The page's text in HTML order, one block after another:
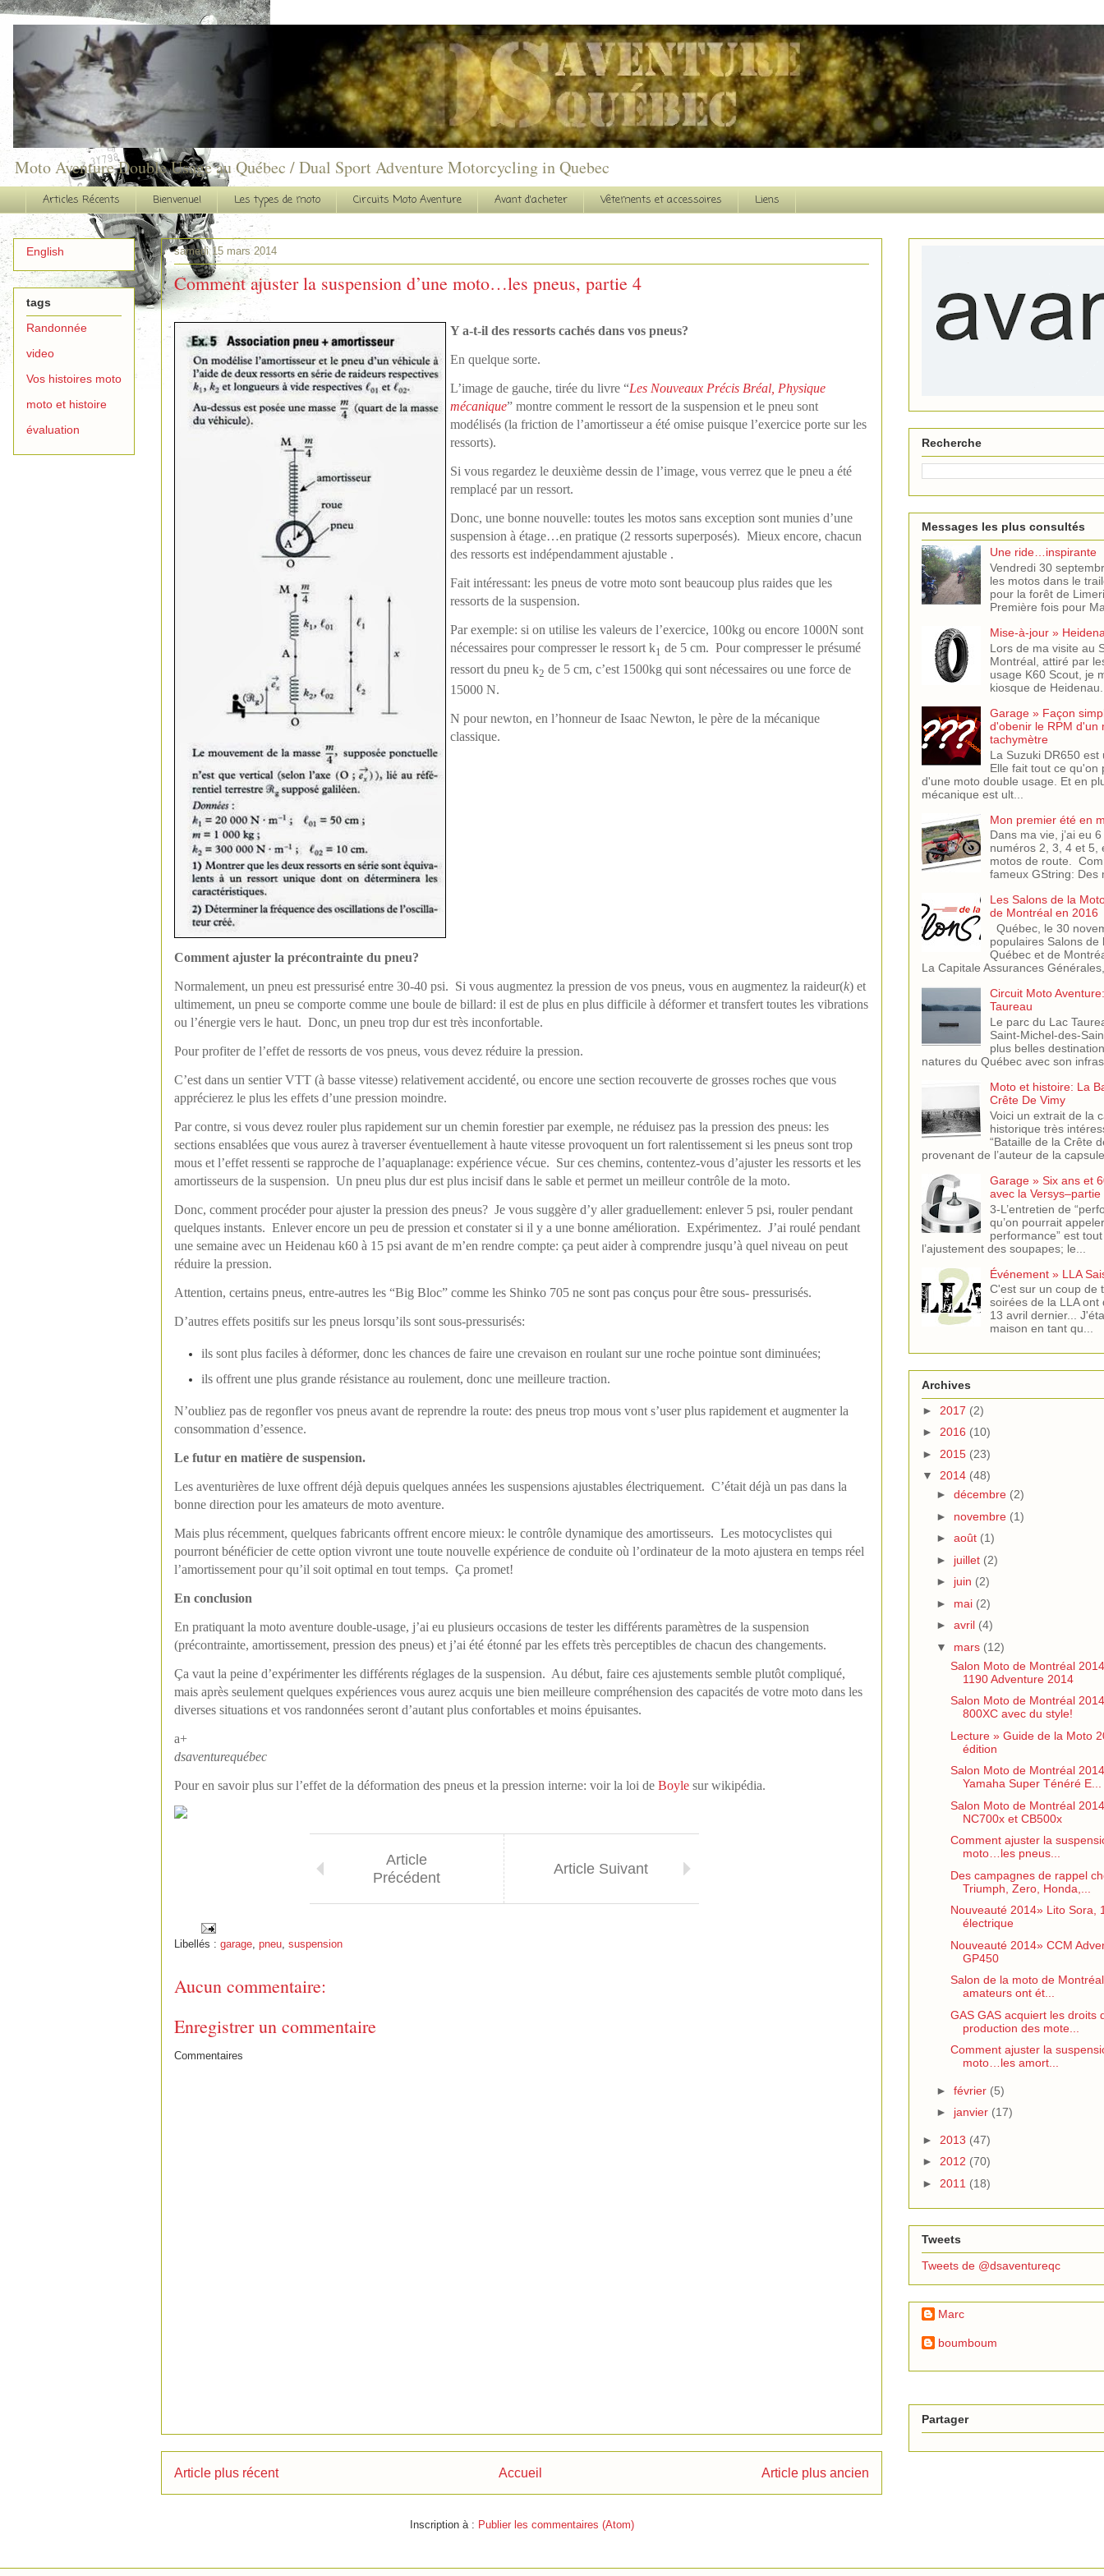
Moto Aventure Double Usage au Québec / Dual Sport Adventure Motorcycling in Quebec
Articles Récents Bienvenue! Les types de moto Circuits Moto Aventure Avant d'acheter Vêtements et accessoires Liens
samedi 15 mars 2014
Comment ajuster la suspension d’une moto…les pneus, partie 4
Y a-t-il des ressorts cachés dans vos pneus?
En quelque sorte.
L’image de gauche, tirée du livre “Les Nouveaux Précis Bréal, Physique
mécanique” montre comment le ressort de la suspension et le pneu sont
modélisés (la friction de l’amortisseur a été omise puisque l’exercice porte sur les
ressorts).
Si vous regardez le deuxième dessin de l’image, vous verrez que le pneu a été
remplacé par un ressort.
Donc, une bonne nouvelle: toutes les motos sans exception sont munies d’une
suspension à étage…en pratique (2 ressorts superposés). Mieux encore, chacun
des ressorts est indépendamment ajustable .
Fait intéressant: les pneus de votre moto sont beaucoup plus raides que les
ressorts de la suspension.
Par exemple: si on utilise les valeurs de l’exercice, 100kg ou encore 1000N sont
nécessaires pour compresser le ressort k1 de 5 cm. Pour compresser le présumé
ressort du pneu k2 de 5 cm, c’est 1500kg qui sont nécessaires ou une force de
15000 N.
N pour newton, en l’honneur de Isaac Newton, le père de la mécanique
classique.
Comment ajuster la précontrainte du pneu?
Normalement, un pneu est pressurisé entre 30-40 psi. Si vous augmentez la pression de vos pneus, vous en augmentez la raideur(k) et
ultimement, un pneu se comporte comme une boule de billard: il est de plus en plus difficile à déformer et transfert toutes les vibrations
ou l’énergie vers le haut. Donc, un pneu trop dur est très inconfortable.
Pour profiter de l’effet de ressorts de vos pneus, vous devez réduire la pression.
C’est dans un sentier VTT (à basse vitesse) relativement accidenté, ou encore une section recouverte de grosses roches que vous
apprécierez le plus les effets d’une pression moindre.
Par contre, si vous devez rouler plus rapidement sur un chemin forestier par exemple, ne réduisez pas la pression des pneus: les
sections ensablées que vous aurez à traverser éventuellement à haute vitesse provoquent un fort ralentissement si les pneus sont trop
mous et l’effet ressenti se rapproche de l’aquaplanage: expérience vécue. Sur ces chemins, contentez-vous d’ajuster les ressorts et les
amortisseurs de la suspension. Un pneu plus dur est plus incisif dans le sable et permet un meilleur contrôle de la moto.
Donc, comment procéder pour ajuster la pression des pneus? Je vous suggère d’y aller graduellement: enlever 5 psi, rouler pendant
quelques instants. Enlever encore un peu de pression et constater si il y a une bonne amélioration. Expérimentez. J’ai roulé pendant
une semaine avec un Heidenau k60 à 15 psi avant de m’en rendre compte: ça peut aider à comprendre jusqu’à quel niveau on peut
réduire la pression.
Attention, certains pneus, entre-autres les “Big Bloc” comme les Shinko 705 ne sont pas conçus pour être sous- pressurisés.
D’autres effets positifs sur les pneus lorsqu’ils sont sous-pressurisés:
ils sont plus faciles à déformer, donc les chances de faire une crevaison en roulant sur une roche pointue sont diminuées;
ils offrent une plus grande résistance au roulement, donc une meilleure traction.
N’oubliez pas de regonfler vos pneus avant de reprendre la route: des pneus trop mous vont s’user plus rapidement et augmenter la
consommation d’essence.
Le futur en matière de suspension.
Les aventurières de luxe offrent déjà depuis quelques années les suspensions ajustables électriquement. C’était déjà un pas dans la
bonne direction pour les amateurs de moto aventure.
Mais plus récemment, quelques fabricants offrent encore mieux: le contrôle dynamique des amortisseurs. Les motocyclistes qui
pourront bénéficier de cette option vivront une toute nouvelle expérience de conduite où l’ordinateur de la moto ajustera en temps réel
l’amortissement pour qu’il soit optimal en tout temps. Ça promet!
En conclusion
En pratiquant la moto aventure double-usage, j’ai eu plusieurs occasions de tester les différents paramètres de la suspension
(précontrainte, amortissement, pression des pneus) et j’ai été étonné par les effets très perceptibles de chacun des changements.
Ça vaut la peine d’expérimenter les différents réglages de la suspension. Au début, faire ces ajustements semble plutôt compliqué,
mais après seulement quelques expériences vous aurez acquis une bien meilleure compréhension des capacités de votre moto dans les
diverses situations et vos randonnées seront d’autant plus confortables et moins épuisantes.
a+
dsaventurequébec
Pour en savoir plus sur l’effet de la déformation des pneus et la pression interne: voir la loi de Boyle sur wikipédia.
Article
Précédent
Article Suivant
Libellés : garage, pneu, suspension
Aucun commentaire:
Enregistrer un commentaire
Commentaires
Article plus récent Article plus ancien
Accueil
Inscription à : Publier les commentaires (Atom)
English
tags
Randonnée
video
Vos histoires moto
moto et histoire
évaluation
Recherche
Messages les plus consultés
Une ride…inspirante
Vendredi 30
les motos dans le
pour la forêt de
Première fois pour
Mise-à-jour »
Lors de ma visite au
Montréal, attiré par
usage K60 Scout, je
kiosque de Heidenau.
Garage » Façon
d'obenir le RPM d'un
tachymètre
La Suzuki DR650
Elle fait tout ce qu'on
d'une moto double usage. Et en
mécanique est ult...
Mon premier été en
Dans ma vie, j’ai eu
numéros 2, 3, 4 et 5,
motos de route.
fameux GString: Des
Les Salons de la
de Montréal en 2016
Québec, le 30
populaires Salons de
Québec et de
La Capitale Assurances
Circuit Moto
Taureau
Le parc du Lac
Saint-Michel-des-
plus belles
natures du Québec avec son
Moto et histoire: La
Crête De Vimy
Voici un extrait de la
historique très
“Bataille de la Crête
provenant de l’auteur de la
Garage » Six ans et
avec la Versys–partie
3-L’entretien de
qu’on pourrait
performance” est
l’ajustement des soupapes; le...
Événement » LLA
C'est sur un coup de
soirées de la LLA ont
13 avril dernier...
maison en tant qu...
Archives
► 2017 (2)
► 2016 (10)
► 2015 (23)
▼ 2014 (48)
► décembre (2)
► novembre (1)
► août (1)
► juillet (2)
► juin (2)
► mai (2)
► avril (4)
▼ mars (12)
Salon Moto de Montréal
1190 Adventure 2014
Salon Moto de Montréal
800XC avec du style!
Lecture » Guide de la Moto
édition
Salon Moto de Montréal
Yamaha Super Ténéré E...
Salon Moto de Montréal
NC700x et CB500x
Comment ajuster la
moto…les pneus...
Des campagnes de rappel
Triumph, Zero, Honda,...
Nouveauté 2014» Lito Sora,
électrique
Nouveauté 2014» CCM
GP450
Salon de la moto de
amateurs ont ét...
GAS GAS acquiert les droits
production des mote...
Comment ajuster la
moto…les amort...
► février (5)
► janvier (17)
► 2013 (47)
► 2012 (70)
► 2011 (18)
Tweets
Tweets de @dsaventureqc
Marc
boumboum
Partager